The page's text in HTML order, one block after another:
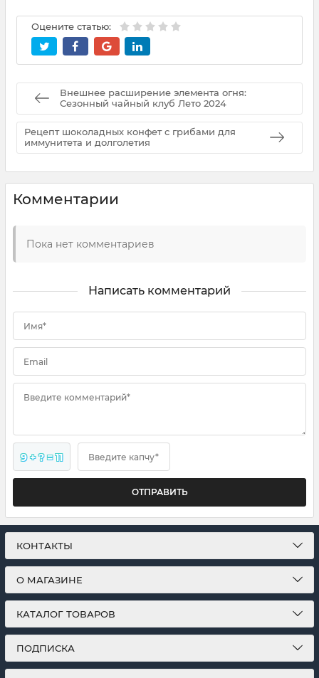
Оцените статью:
Внешнее расширение элемента огня:
Сезонный чайный клуб Лето 2024
Рецепт шоколадных конфет с грибами для
иммунитета и долголетия
Комментарии
Пока нет комментариев
Написать комментарий
Имя*
Email
Введите комментарий*
9 + ? = 11 Введите капчу*
ОТПРАВИТЬ
КОНТАКТЫ
О МАГАЗИНЕ
КАТАЛОГ ТОВАРОВ
ПОДПИСКА